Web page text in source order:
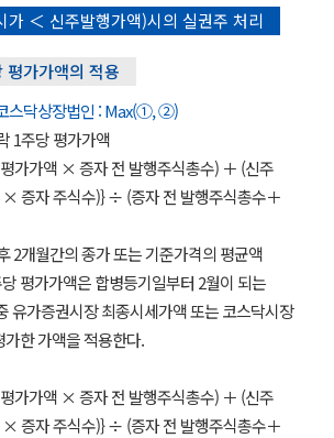
가 ＜ 신주발행가액)시의 실권주 처리
가가액의 적용
스닥상장법인 : Max(①, ②)
1주당 평가가액
가가액 × 증자 전 발행주식총수) ＋ (신주
× 증자 주식수)} ÷ (증자 전 발행주식총수＋
2개월간의 종가 또는 기준가격의 평균액
평가가액은 합병등기일부터 2월이 되는
유가증권시장 최종시세가액 또는 코스닥시장
한 가액을 적용한다.
가가액 × 증자 전 발행주식총수) ＋ (신주
× 증자 주식수)} ÷ (증자 전 발행주식총수＋